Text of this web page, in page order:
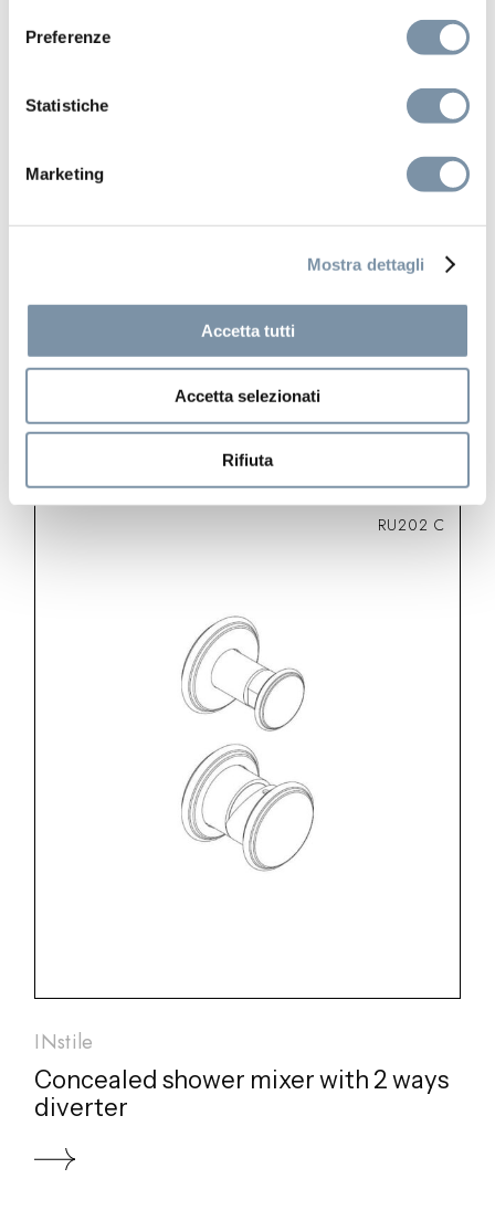
Preferenze
Statistiche
Marketing
Mostra dettagli
Accetta tutti
Accetta selezionati
Rifiuta
Concealed shower mixer with 3 ways
RU202 C
INstile
Concealed shower mixer with 2 ways
diverter